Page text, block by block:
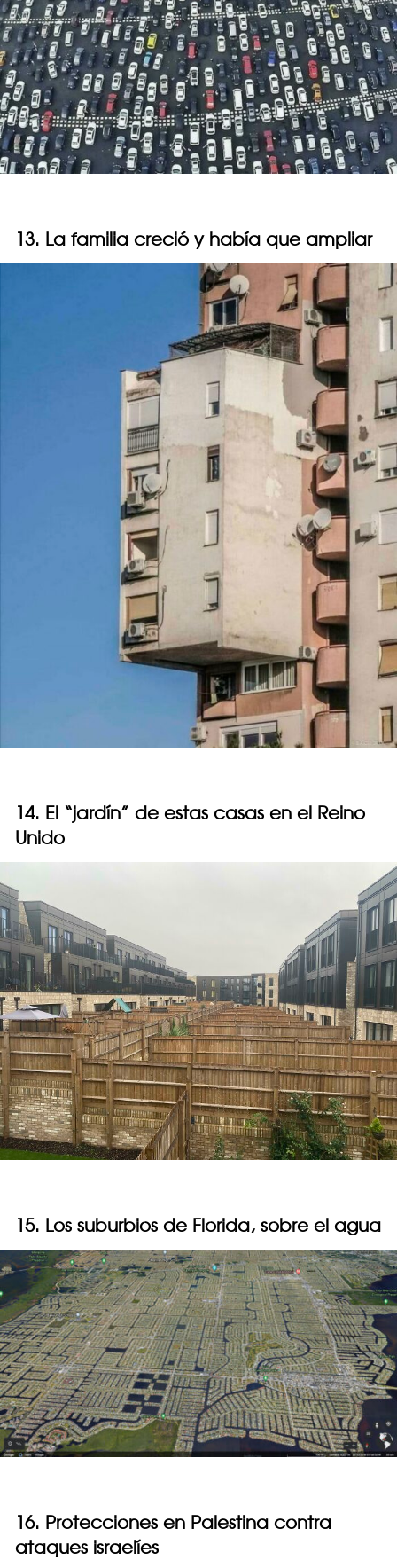
13. La familia creció y había que ampliar
14. El “jardín” de estas casas en el Reino
Unido
15. Los suburbios de Florida, sobre el agua
16. Protecciones en Palestina contra
ataques israelíes